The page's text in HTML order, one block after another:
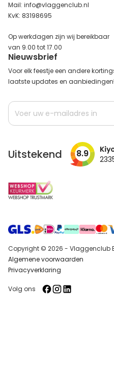
Mail: info@vlaggenclub.nl
KvK: 83198695
Op werkdagen zijn wij bereikbaar
van 9.00 tot 17.00
Nieuwsbrief
Voor elk feestje een andere
laatste updates en aanbiedingen!
Abonneer
op
Uitstekend 8.9
Copyright © 2026 - Vlaggenclub
Algemene voorwaarden
Privacyverklaring
Volg ons